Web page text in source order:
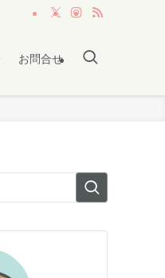
お問合せ